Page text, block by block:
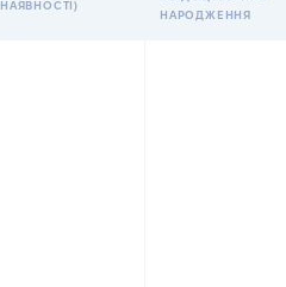
НАЯВНОСТІ)
НАРОДЖЕННЯ